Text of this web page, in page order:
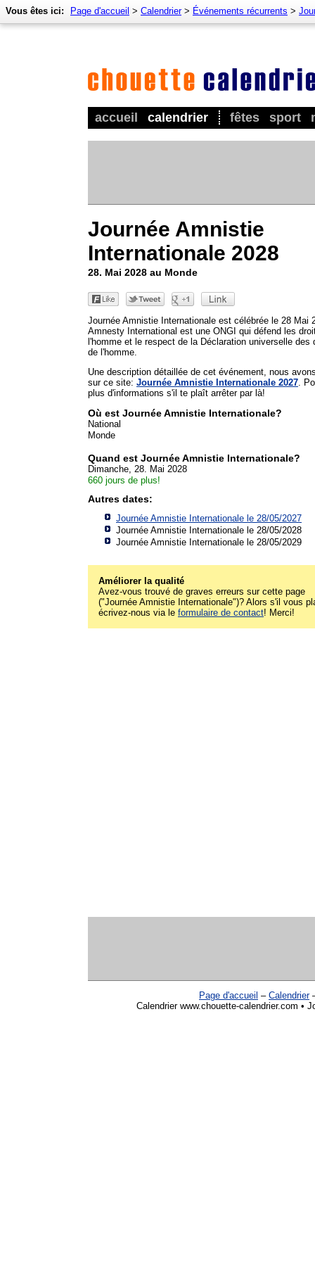
accueil calendrier fêtes sport
Vous êtes ici: Page d'accueil > Calendrier> Événements récurrents >
Journée Amnistie
Internationale 2028
28. Mai 2028 au Monde
Journée Amnistie Internationale est célébrée le 28 Mai
Amnesty International est une ONGI qui défend les
l'homme et le respect de la Déclaration universelle des
de l'homme.
Une description détaillée de cet événement, nous
sur ce site: Journée Amnistie Internationale 2027 .
plus d'informations s'il te plaît arrêter par là!
Où est Journée Amnistie Internationale?
National
Monde
Quand est Journée Amnistie Internationale?
Dimanche, 28. Mai 2028
660 jours de plus!
Autres dates:
Journée Amnistie Internationale le 28/05/2027
Journée Amnistie Internationale le 28/05/2028
Journée Amnistie Internationale le 28/05/2029
Améliorer la qualité
Avez-vous trouvé de graves erreurs sur cette page
("Journée Amnistie Internationale")? Alors s'il vous
écrivez-nous via le formulaire de contact! Merci!
Page d'accueil – Calendrier
Calendrier www.chouette-calendrier.com •